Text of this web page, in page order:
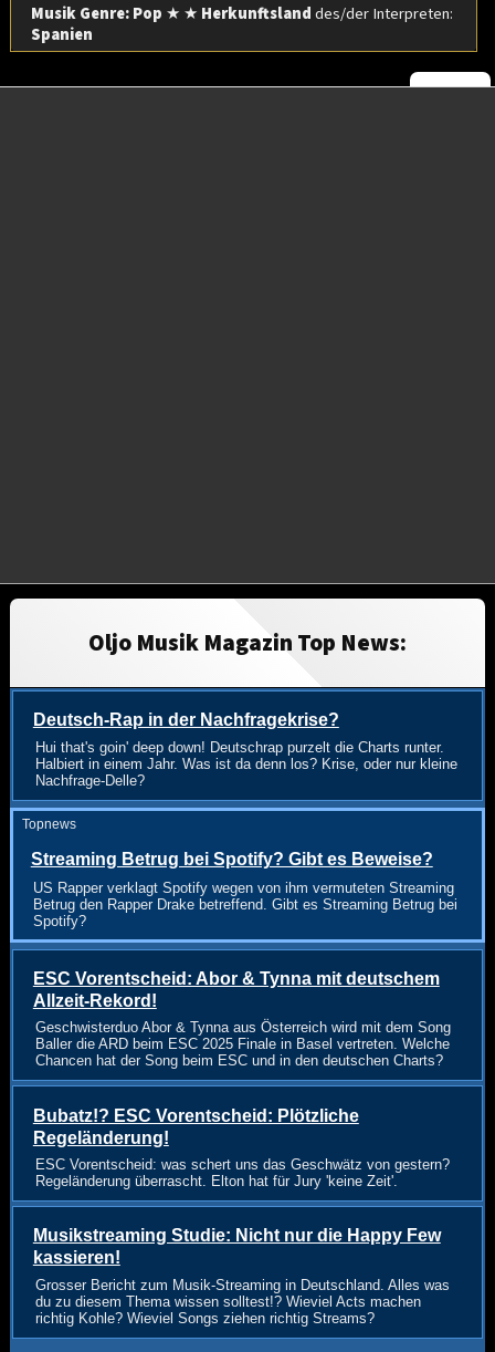
Musik Genre: Pop ★ ★ Herkunftslanddes/der Interpreten:
Spanien
Oljo Musik Magazin Top News:
Deutsch-Rap in der Nachfragekrise?
Hui that's goin' deep down! Deutschrap purzelt die Charts runter.
Halbiert in einem Jahr. Was ist da denn los? Krise, oder nur kleine
Nachfrage-Delle?
Topnews
Streaming Betrug bei Spotify? Gibt es Beweise?
US Rapper verklagt Spotify wegen von ihm vermuteten Streaming
Betrug den Rapper Drake betreffend. Gibt es Streaming Betrug bei
Spotify?
ESC Vorentscheid: Abor & Tynna mit deutschem
Allzeit-Rekord!
Geschwisterduo Abor & Tynna aus Österreich wird mit dem Song
Baller die ARD beim ESC 2025 Finale in Basel vertreten. Welche
Chancen hat der Song beim ESC und in den deutschen Charts?
Bubatz!? ESC Vorentscheid: Plötzliche
Regeländerung!
ESC Vorentscheid: was schert uns das Geschwätz von gestern?
Regeländerung überrascht. Elton hat für Jury 'keine Zeit'.
Musikstreaming Studie: Nicht nur die Happy Few
kassieren!
Grosser Bericht zum Musik-Streaming in Deutschland. Alles was
du zu diesem Thema wissen solltest!? Wieviel Acts machen
richtig Kohle? Wieviel Songs ziehen richtig Streams?